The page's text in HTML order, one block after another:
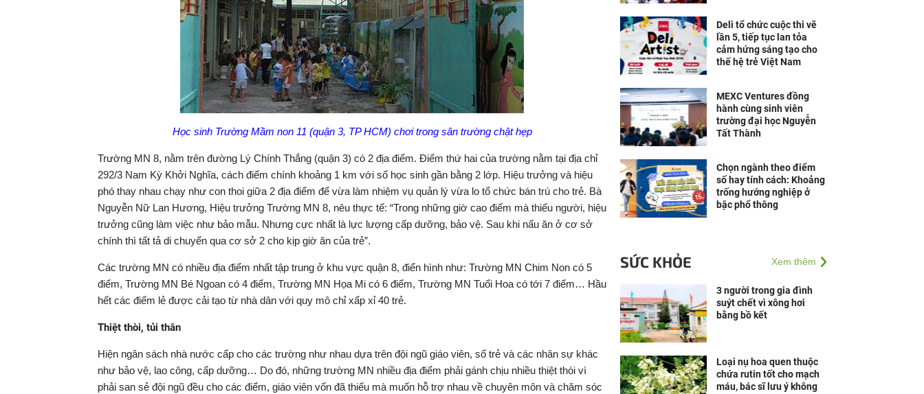
Học sinh Trường Mầm non 11 (quận 3, TP HCM) chơi trong sân trường chật hẹp
Trường MN 8, nằm trên đường Lý Chính Thắng (quận 3) có 2 địa điểm. Điểm thứ hai của trường nằm tại địa chỉ
292/3 Nam Kỳ Khởi Nghĩa, cách điểm chính khoảng 1 km với số học sinh gần bằng 2 lớp. Hiệu trưởng và hiệu
phó thay nhau chạy như con thoi giữa 2 địa điểm để vừa làm nhiệm vụ quản lý vừa lo tổ chức bán trú cho trẻ. Bà
Nguyễn Nữ Lan Hương, Hiệu trưởng Trường MN 8, nêu thực tế: “Trong những giờ cao điểm mà thiếu người, hiệu
trưởng cũng làm việc như bảo mẫu. Nhưng cực nhất là lực lượng cấp dưỡng, bảo vệ. Sau khi nấu ăn ở cơ sở
chính thì tất tả di chuyển qua cơ sở 2 cho kịp giờ ăn của trẻ”.
Các trường MN có nhiều địa điểm nhất tập trung ở khu vực quận 8, điển hình như: Trường MN Chim Non có 5
điểm, Trường MN Bé Ngoan có 4 điểm, Trường MN Họa Mi có 6 điểm, Trường MN Tuổi Hoa có tới 7 điểm… Hầu
hết các điểm lẻ được cải tạo từ nhà dân với quy mô chỉ xấp xỉ 40 trẻ.
Thiệt thòi, tủi thân
Hiện ngân sách nhà nước cấp cho các trường như nhau dựa trên đội ngũ giáo viên, số trẻ và các nhân sự khác
như bảo vệ, lao công, cấp dưỡng… Do đó, những trường MN nhiều địa điểm phải gánh chịu nhiều thiệt thòi vì
phải san sẻ đội ngũ đều cho các điểm, giáo viên vốn đã thiếu mà muốn hỗ trợ nhau về chuyên môn và chăm sóc
Deli tổ chức cuộc thi vẽ
lần 5, tiếp tục lan tỏa
cảm hứng sáng tạo cho
thế hệ trẻ Việt Nam
MEXC Ventures đồng
hành cùng sinh viên
trường đại học Nguyễn
Tất Thành
Chọn ngành theo điểm
số hay tính cách: Khoảng
trống hướng nghiệp ở
bậc phổ thông
SỨC KHỎE Xem thêm
3 người trong gia đình
suýt chết vì xông hơi
bằng bồ kết
Loại nụ hoa quen thuộc
chứa rutin tốt cho mạch
máu, bác sĩ lưu ý không